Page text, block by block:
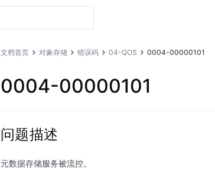
文档首页 对象存储 错误码 04-QOS 0004-00000101
0004-00000101
问题描述
元数据存储服务被流控。